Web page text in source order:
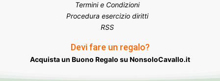
Termini e Condizioni
Procedura esercizio diritti
RSS
Devi fare un regalo?
Acquista un Buono Regalo su NonsoloCavallo.it